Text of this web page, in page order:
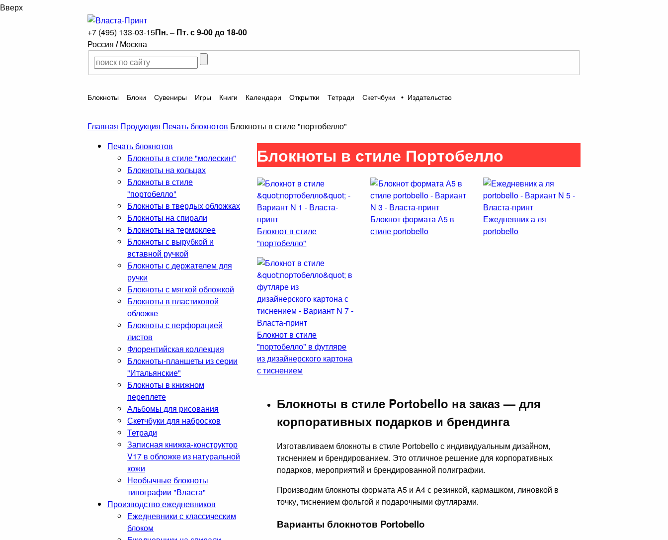
Вверх
+7 (495) 133-03-15Пн. – Пт. с 9-00 до 18-00
Россия / Москва
Блокноты Блоки Сувениры Игры Книги Календари Открытки Тетради Скетчбуки • Издательство
Главная Продукция Печать блокнотов Блокноты в стиле "портобелло"
Печать блокнотов
Блокноты в стиле "молескин"
Блокноты на кольцах
Блокноты в стиле
"портобелло"
Блокноты в твердых обложках
Блокноты на спирали
Блокноты на термоклее
Блокноты с вырубкой и
вставной ручкой
Блокноты с держателем для
ручки
Блокноты с мягкой обложкой
Блокноты в пластиковой
обложке
Блокноты с перфорацией
листов
Флорентийская коллекция
Блокноты-планшеты из серии
"Итальянские"
Блокноты в книжном
переплете
Альбомы для рисования
Скетчбуки для набросков
Тетради
Записная книжка-конструктор
V17 в обложке из натуральной
кожи
Необычные блокноты
типографии "Власта"
Производство ежедневников
Ежедневники с классическим
блоком
Блокноты в стиле Портобелло
Блокнот в стиле
"портобелло"
Блокнот формата А5 в
стиле portobello
Ежедневник а ля
portobello
Блокнот в стиле
"портобелло" в футляре
из дизайнерского картона
с тиснением
Блокноты в стиле Portobello на заказ — для
корпоративных подарков и брендинга
Изготавливаем блокноты в стиле Portobello с индивидуальным дизайном,
тиснением и брендированием. Это отличное решение для корпоративных
подарков, мероприятий и брендированной полиграфии.
Производим блокноты формата A5 и A4 с резинкой, кармашком, линовкой в
точку, тиснением фольгой и подарочными футлярами.
Варианты блокнотов Portobello